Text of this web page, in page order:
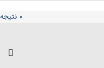
0 نتیجه